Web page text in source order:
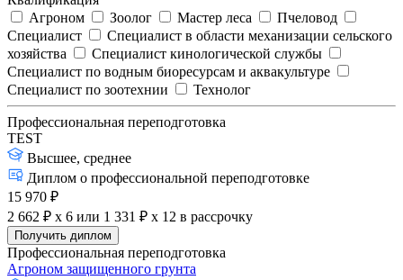
Агроном
Зоолог Мастер леса
Пчеловод
Специалист
Специалист в области механизации сельского
хозяйства
Специалист кинологической службы
Специалист по водным биоресурсам и аквакультуре
Специалист по зоотехнии
Технолог
Профессиональная переподготовка
TEST
Высшее, среднее
Диплом о профессиональной переподготовке
15 970 ₽
2 662 ₽ x 6 или 1 331 ₽ x 12 в рассрочку
Получить диплом
Профессиональная переподготовка
Агроном защищенного грунта